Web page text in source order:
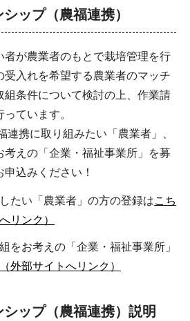
ップ（農福連携）
が農業者のもとで栽培管理を行
受入れを希望する農業者のマッチ
組条件について検討の上、作業請
ています。
携に取り組みたい「農業者」、
考えの「企業・福祉事業所」を募
込みください！
たい「農業者」の方の登録はこち
リンク）
をお考えの「企業・福祉事業所」
外部サイトへリンク）
ップ（農福連携）説明